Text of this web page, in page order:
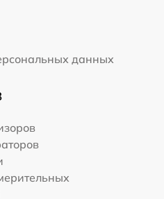
данных